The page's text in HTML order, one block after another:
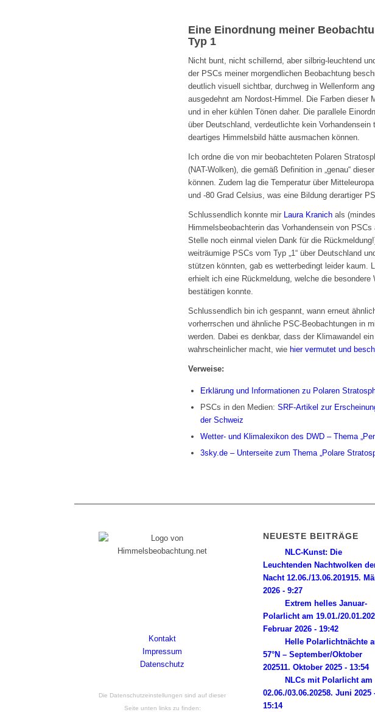
Eine Einordnung meiner
Typ 1
Nicht bunt, nicht schillernd, aber silbrig-leuchtend
der PSCs meiner morgendlichen Beobachtung
deutlich visuell sichtbar, durchweg in Wellenform
ausgedehnt am Nordost-Himmel. Die Farben dieser
und in eher kühlen Tönen daher. Die parallele
über Deutschland, verdeutlichte kein
deartiges Himmelsbild hätte ausmachen können.
Ich ordne die von mir beobachteten Polaren
(NAT-Wolken), die gemäß Definition in „genau“
können. Zudem lag die Temperatur über
und -80 Grad Celsius, was eine Bildung derartiger
Schlussendlich konnte mir Laura Kranich als
Himmelsbeobachterin das Vorhandensein von
Stelle noch einmal vielen Dank für die
weiträumige PSCs vom Typ „1“ über Deutschland
stützen könnten, gab es wetterbedingt leider kaum.
erhielt ich eine Rückmeldung, welche die besondere
bestätigen konnte.
Schlussendlich bin ich gespannt, wann erneut
vorherrschen und ähnliche PSC-Beobachtungen in
werden. Dabei es denkbar, dass der Klimawandel
wahrscheinlicher macht, wie hier vermutet und
Verweise:
Erklärung und Informationen zu Polaren
PSCs in den Medien:SRF-Artikel zur
der Schweiz
Wetter- und Klimalexikon des DWD – Thema
3sky.de – Unterseite zum Thema „Polare
Kontakt
Impressum
Datenschutz
Die Datenschutzeinstellungen sind auf dieser
Seite unten links zu finden:
NEUESTE BEITRÄGE
NLC-Kunst: Die
Leuchtenden Nachtwolken
Nacht 12.06./13.06.201915.
2026 - 9:27
Extrem helles Januar-
Polarlicht am 19.01./
Februar 2026 - 19:42
Helle Polarlichtnächte
57°N – September/Oktober
202511. Oktober 2025 - 13:54
NLCs mit Polarlicht am
02.06./03.06.20258. Juni 2025
15:14